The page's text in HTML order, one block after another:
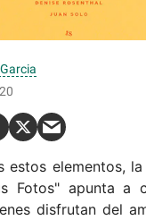
estos elementos,
Fotos" apunta a
disfrutan del